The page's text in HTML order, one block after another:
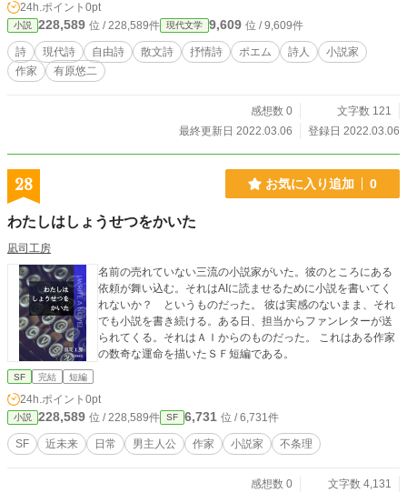
24h.ポイント 0pt
小説 228,589 位 / 228,589件 現代文学 9,609 位 / 9,609件
詩 現代詩 自由詩 散文詩 抒情詩 ポエム 詩人
小説家
作家
有原悠二
感想数 0
文字数 121
最終更新日 2022.03.06
登録日 2022.03.06
28 お気に入り追加 0
わたしはしょうせつをかいた
凪司工房
名前の売れていない三流の小説家がいた。彼のところにある
依頼が舞い込む。それはAIに読ませるために小説を書いてく
れないか？ というものだった。 彼は実感のないまま、それ
でも小説を書き続ける。ある日、担当からファンレターが送
られてくる。それはＡＩからのものだった。 これはある作家
の数奇な運命を描いたＳＦ短編である。
SF 完結 短編
24h.ポイント 0pt
小説 228,589 位 / 228,589件 SF 6,731 位 / 6,731件
SF 近未来 日常 男主人公 作家 小説家 不条理
感想数 0
文字数 4,131